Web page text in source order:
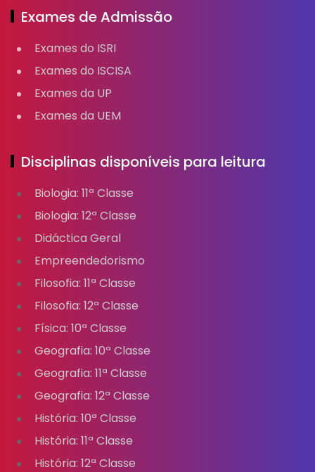
Exames de Admissão
Exames do ISRI
Exames do ISCISA
Exames da UP
Exames da UEM
Disciplinas disponíveis para leitura
Biologia: 11ª Classe
Biologia: 12ª Classe
Didáctica Geral
Empreendedorismo
Filosofia: 11ª Classe
Filosofia: 12ª Classe
Física: 10ª Classe
Geografia: 10ª Classe
Geografia: 11ª Classe
Geografia: 12ª Classe
História: 10ª Classe
História: 11ª Classe
História: 12ª Classe